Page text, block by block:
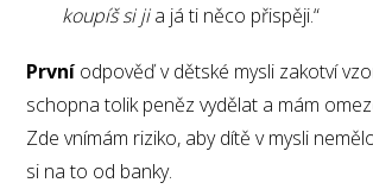
koupíš si jia já ti něco přispěji.“
První odpověď v dětské mysli zakotví
schopna tolik peněz vydělat a mám
Zde vnímám riziko, aby dítě v mysli
si na to od banky.